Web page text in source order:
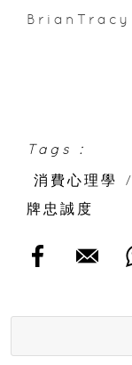
BrianTracy
Tags :
消費心理學
/
牌忠誠度